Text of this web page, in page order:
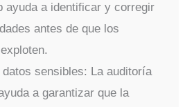
ayuda a identificar y corregir
antes de que los
datos sensibles: La auditoría
a garantizar que la